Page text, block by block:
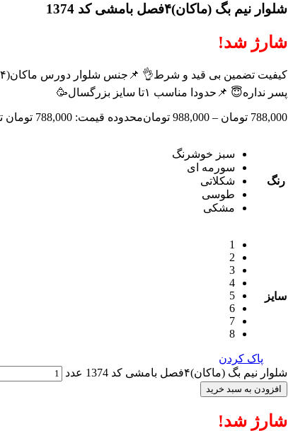
شلوار نیم بگ (ماکان)۴فصل بامشی کد 1374
شارژ شد!
پسر نداره😇 📌حدودا مناسب ۱تا سایز بزرگسال🥳
788,000 تومان –
988,000 تومانمحدوده قیمت: 788,000 تومان تا 988,000 تومان
رنگ
سبز خوشرنگ
سورمه ای
شکلاتی
طوسی
مشکی
سایز
1
2
3
4
5
6
7
8
پاک کردن
شلوار نیم بگ (ماکان)۴فصل بامشی کد 1374 عدد
افزودن به سبد خرید
شارژ شد!